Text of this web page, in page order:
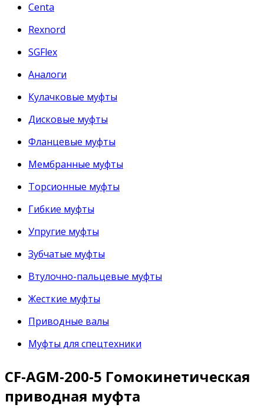
Centa
Rexnord
SGFlex
Аналоги
Кулачковые муфты
Дисковые муфты
Фланцевые муфты
Мембранные муфты
Торсионные муфты
Гибкие муфты
Упругие муфты
Зубчатые муфты
Втулочно-пальцевые муфты
Жесткие муфты
Приводные валы
Муфты для спецтехники
CF-AGM-200-5 Гомокинетическая
приводная муфта